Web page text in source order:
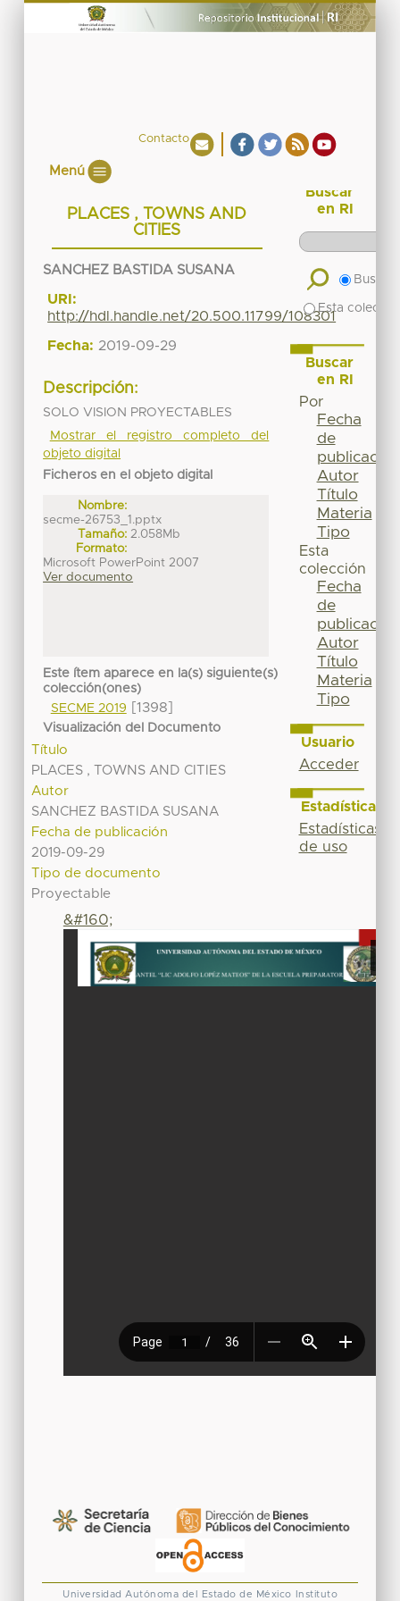
Contacto
Menú
PLACES , TOWNS AND
CITIES
SANCHEZ BASTIDA SUSANA
URI:
http://hdl.handle.net/20.500.11799/108301
Fecha: 2019-09-29
Descripción:
SOLO VISION PROYECTABLES
Mostrar el registro completo del
objeto digital
Ficheros en el objeto digital
Nombre:
secme-26753_1.pptx
Tamaño: 2.058Mb
Formato:
Microsoft PowerPoint 2007
Ver documento
Este ítem aparece en la(s) siguiente(s)
colección(ones)
SECME 2019
[1398]
Visualización del Documento
Título
PLACES , TOWNS AND CITIES
Autor
SANCHEZ BASTIDA SUSANA
Fecha de publicación
2019-09-29
Tipo de documento
Proyectable
&#160;
Buscar
en RI
Buscar
Esta
Buscar
en RI
Por
Fecha
de
publicación
Autor
Título
Materia
Tipo
Esta
colección
Fecha
de
publicación
Autor
Título
Materia
Tipo
Usuario
Acceder
Estadísticas
Estadísticas
de uso
Universidad Autónoma del Estado de México Instituto